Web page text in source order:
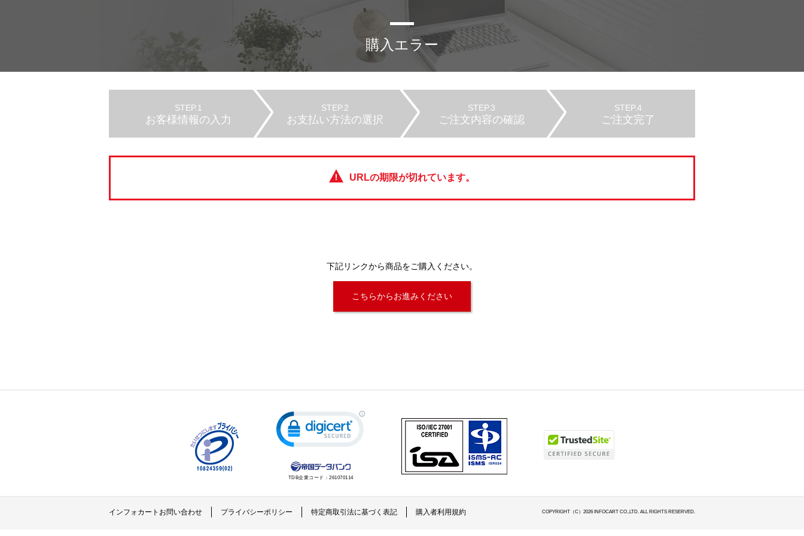
購入エラー
STEP.1
お客様情報の入力
STEP.2
お支払い方法の選択
STEP.3
ご注文内容の確認
STEP.4
ご注文完了
URLの期限が切れています。
下記リンクから商品をご購入ください。
こちらからお進みください
TDB企業コード： 261070114
インフォカートお問い合わせ プライバシーポリシー 特定商取引法に基づく表記 購入者利用規約 COPYRIGHT（C）2026 INFOCART CO.,LTD. ALL RIGHTS RESERVED.